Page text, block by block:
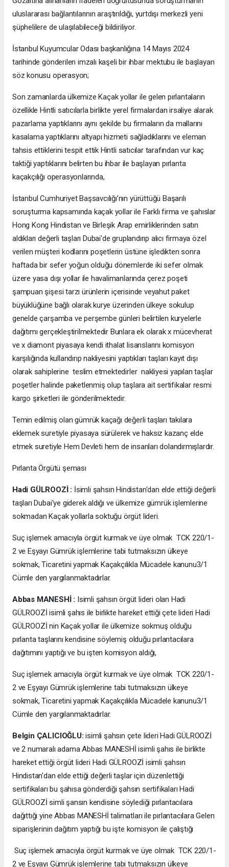
uluslararası bağlantılarının araştırıldığı, yurtdışı merkezli yeni
şüphelilere de ulaşılabileceği bildiriliyor.
İstanbul Kuyumcular Odası başkanlığına 14 Mayıs 2024
tarihinde gönderilen imzalı kaşeli bir ihbar mektubu ile başlayan
söz konusu operasyon;
Son zamanlarda ülkemize Kaçak yollar ile gelen pırlantaların
özellikle Hintli satıcılarla birlikte yerel firmalardan irsaliye alarak
pazarlama yaptıklarını aynı şekilde bu firmaların da mallarını
kasalama yaptıklarını altyapı hizmeti sağladıklarını ve eleman
tahsis ettiklerini tespit ettik Hintli satıcılar tarafından vur kaç
taktiği yaptıklarını belirten bu ihbar ile başlayan pırlanta
kaçakçılığı operasyonlarında,
İstanbul Cumhuriyet Başsavcılığı’nın yürüttüğü Başarılı
soruşturma kapsamında kaçak yollar ile Farklı firma ve şahıslar
Hong Kong Hindistan ve Birleşik Arap emirliklerinden satın
aldıkları değerli taşları Dubai'de gruplandırıp alıcı firmaya özel
verilen müşteri kodlarını poşetlerin üstüne işledikten sonra
haftada bir sefer yoğun olduğu dönemlerde iki sefer olmak
üzere yasa dışı yollar ile havalimanlarında çerez poşeti
şampuan şişesi tarzı ürünlerin içerisinde veyahut paket
büyüklüğüne bağlı olarak kurye üzerinden ülkeye sokulup
genelde çarşamba ve perşembe günleri belirtilen kuryelerle
dağıtımı gerçekleştirilmektedir Bunlara ek olarak x mücevherat
ve x diamont piyasaya kendi ithalat lisanslarını komisyon
karşılığında kullandırıp nakliyesini yaptıkları taşları kayıt dışı
olarak sahiplerine teslim etmektedirler nakliyesi yapılan taşlar
poşetler halinde paketlenmiş olup taşlara ait sertifikalar resmi
kargo şirketleri ile gönderilmektedir.
Temin edilmiş olan gümrük kaçağı değerli taşları takılara
eklemek suretiyle piyasaya sürülerek ve haksız kazanç elde
etmek suretiyle Hem Devleti hem de insanları dolandırmışlardır.
Pırlanta Örgütü şeması
Hadi GÜLROOZİ : İsimli şahsın Hindistan'dan elde ettiği değerli
taşları Dubai'ye giderek aldığı ve ülkemize gümrük işlemlerine
sokmadan Kaçak yollarla soktuğu örgüt lideri.
Suç işlemek amacıyla örgüt kurmak ve üye olmak TCK 220/1-
2 ve Eşyayı Gümrük işlemlerine tabi tutmaksızın ülkeye
sokmak, Ticaretini yapmak Kaçakçılıkla Mücadele kanunu3/1
Cümle den yargılanmaktadırlar.
Abbas MANESHİ : Isimli şahsın örgüt lideri olan Hadi
GÜLROOZİ isimli şahıs ile birlikte hareket ettiği çete lideri Hadi
GÜLROOZİ nin Kaçak yollar ile ülkemize sokmuş olduğu
pırlanta taşlarını kendisine söylemiş olduğu pırlantacılara
dağıtımını yaptığı ve bu işten komisyon aldığı,
Suç işlemek amacıyla örgüt kurmak ve üye olmak TCK 220/1-
2 ve Eşyayı Gümrük işlemlerine tabi tutmaksızın ülkeye
sokmak, Ticaretini yapmak Kaçakçılıkla Mücadele kanunu3/1
Cümle den yargılanmaktadırlar.
Belgin ÇALICIOĞLU: isimli şahsın çete lideri Hadi GÜLROOZİ
ve 2 numaralı adama Abbas MANESHİ isimli şahıs ile birlikte
hareket ettiği örgüt lideri Hadi GÜLROOZİ isimli şahsın
Hindistan'dan elde ettiği değerli taşlar için düzenlettiği
sertifikaları bu şahısa gönderdiği şahsın sertifikaları Hadi
GÜLROOZİ simli şansın kendisine söylediği pırlantacılara
dağıttığı yine Abbas MANESHİ talimatları ile pırlantacılara Gelen
siparişlerinin dağıtım yaptığı bu işte komisyon ile çalıştığı
Suç işlemek amacıyla örgüt kurmak ve üye olmak TCK 220/1-
2 ve Eşyayı Gümrük işlemlerine tabi tutmaksızın ülkeye